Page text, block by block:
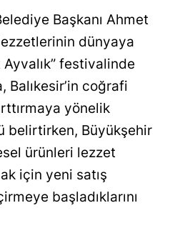
Başkanı Ahmet
lezzetlerinin dünyaya
Ayvalık” festivalinde
Balıkesir’in coğrafi
yönelik
belirtirken, Büyükşehir
ürünleri lezzet
için yeni satış
başladıklarını